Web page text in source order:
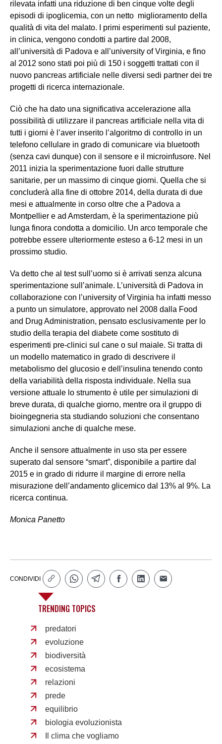
rilevata infatti una riduzione di ben cinque volte degli
episodi di ipoglicemia, con un netto miglioramento della
qualità di vita del malato. I primi esperimenti sul paziente,
in clinica, vengono condotti a partire dal 2008,
all’università di Padova e all’university of Virginia, e fino
al 2012 sono stati poi più di 150 i soggetti trattati con il
nuovo pancreas artificiale nelle diversi sedi partner dei tre
progetti di ricerca internazionale.
Ciò che ha dato una significativa accelerazione alla
possibilità di utilizzare il pancreas artificiale nella vita di
tutti i giorni è l’aver inserito l’algoritmo di controllo in un
telefono cellulare in grado di comunicare via bluetooth
(senza cavi dunque) con il sensore e il microinfusore. Nel
2011 inizia la sperimentazione fuori dalle strutture
sanitarie, per un massimo di cinque giorni. Quella che si
concluderà alla fine di ottobre 2014, della durata di due
mesi e attualmente in corso oltre che a Padova a
Montpellier e ad Amsterdam, è la sperimentazione più
lunga finora condotta a domicilio. Un arco temporale che
potrebbe essere ulteriormente esteso a 6-12 mesi in un
prossimo studio.
Va detto che al test sull’uomo si è arrivati senza alcuna
sperimentazione sull’animale. L’università di Padova in
collaborazione con l’university of Virginia ha infatti messo
a punto un simulatore, approvato nel 2008 dalla Food
and Drug Administration, pensato esclusivamente per lo
studio della terapia del diabete come sostituto di
esperimenti pre-clinici sul cane o sul maiale. Si tratta di
un modello matematico in grado di descrivere il
metabolismo del glucosio e dell’insulina tenendo conto
della variabilità della risposta individuale. Nella sua
versione attuale lo strumento è utile per simulazioni di
breve durata, di qualche giorno, mentre ora il gruppo di
bioingegneria sta studiando soluzioni che consentano
simulazioni anche di qualche mese.
Anche il sensore attualmente in uso sta per essere
superato dal sensore “smart”, disponibile a partire dal
2015 e in grado di ridurre il margine di errore nella
misurazione dell’andamento glicemico dal 13% al 9%. La
ricerca continua.
Monica Panetto
CONDIVIDI
TRENDING TOPICS
predatori
evoluzione
biodiversità
ecosistema
relazioni
prede
equilibrio
biologia evoluzionista
Il clima che vogliamo